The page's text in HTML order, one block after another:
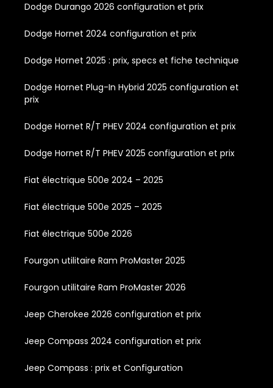
Dodge Durango 2026 configuration et prix
Dodge Hornet 2024 configuration et prix
Dodge Hornet 2025 : prix, specs et fiche technique
Dodge Hornet Plug-In Hybrid 2025 configuration et
prix
Dodge Hornet R/T PHEV 2024 configuration et prix
Dodge Hornet R/T PHEV 2025 configuration et prix
Fiat électrique 500e 2024 – 2025
Fiat électrique 500e 2025 – 2025
Fiat électrique 500e 2026
Fourgon utilitaire Ram ProMaster 2025
Fourgon utilitaire Ram ProMaster 2026
Jeep Cherokee 2026 configuration et prix
Jeep Compass 2024 configuration et prix
Jeep Compass : prix et Configuration